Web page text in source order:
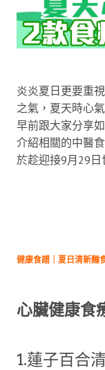
炎炎夏日更要重
之氣，夏天時心
早前跟大家分享
介紹相關的中醫
於趁迎接9月29日
健康食譜｜夏日清新麵
心臟健康食
1.蓮子百合